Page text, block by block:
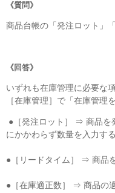
《質問》
商品台帳の「発注ロット」
《回答》
いずれも在庫管理に必要な
［在庫管理］で「在庫管理
●［発注ロット］ ⇒ 商品を
にかかわらず数量を入力す
●［リードタイム］ ⇒ 商品
●［在庫適正数］ ⇒ 商品の